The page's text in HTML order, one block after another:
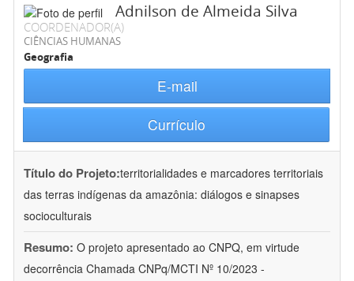
Adnilson de Almeida Silva
COORDENADOR(A)
CIÊNCIAS HUMANAS
Geografia
E-mail
Currículo
Título do Projeto:territorialidades e marcadores territoriais
das terras indígenas da amazônia: diálogos e sinapses
socioculturais
Resumo: O projeto apresentado ao CNPQ, em virtude
decorrência Chamada CNPq/MCTI Nº 10/2023 -